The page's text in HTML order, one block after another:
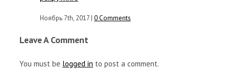
Ноябрь 7th, 2017 | 0 Comments
Leave A Comment
You must be logged in to post a comment.